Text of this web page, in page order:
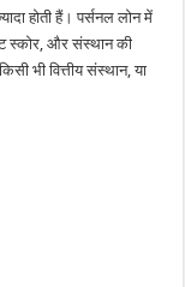
होती हैं। पर्सनल लोन में
स्कोर, और संस्थान की
भी वित्तीय संस्थान, या